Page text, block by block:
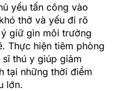
yếu tấn công vào
thở và yếu đi rõ
giữ gìn môi trường
Thực hiện tiêm phòng
thú y giúp giảm
tại những thời điểm
lớn.